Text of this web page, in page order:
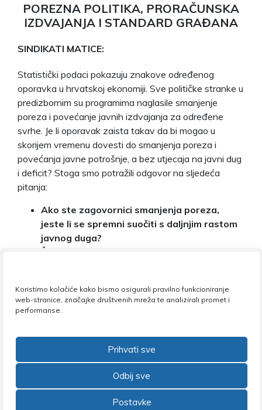
Koristimo kolačiće kako bismo osigurali pravilno funkcioniranje
web-stranice, značajke društvenih mreža te analizirali promet i
performanse.
Prihvati sve
Odbij sve
Postavke
POREZNA POLITIKA, PRORAČUNSKA
IZDVAJANJA I STANDARD GRAĐANA
SINDIKATI MATICE:
Statistički podaci pokazuju znakove određenog
oporavka u hrvatskoj ekonomiji. Sve političke stranke u
predizbornim su programima naglasile smanjenje
poreza i povećanje javnih izdvajanja za određene
svrhe. Je li oporavak zaista takav da bi mogao u
skorijem vremenu dovesti do smanjenja poreza i
povećanja javne potrošnje, a bez utjecaja na javni dug
i deficit? Stoga smo potražili odgovor na sljedeća
pitanja:
Ako ste zagovornici smanjenja poreza,
jeste li se spremni suočiti s daljnjim rastom
javnog duga?
Što treba mijenjati u poreznom sustavu?
ih financirati?
sustava koji počiva na izuzetno velikim
davanjima poduzetnika, prevelikom
oporezivanju rada i troškovima državne